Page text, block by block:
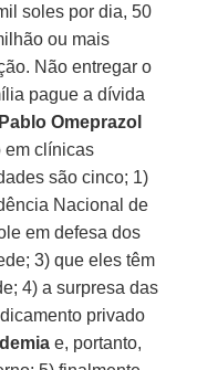
soles por dia, 50
ou mais
Não entregar o
pague a dívida
Omeprazol
em clínicas
são cinco; 1)
Nacional de
em defesa dos
3) que eles têm
4) a surpresa das
privado
e, portanto,